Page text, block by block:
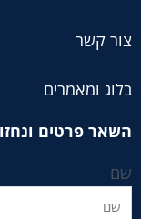
צור קשר
בלוג ומאמרים
השאר פרטים
שם